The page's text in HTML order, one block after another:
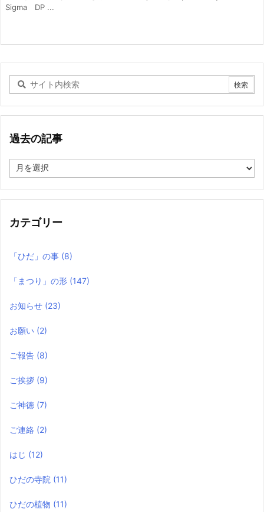
Sigma DP ...
過去の記事
去
記
カテゴリー
「ひだ」の事 (8)
「まつり」の形 (147)
お知らせ (23)
お願い (2)
ご報告 (8)
ご挨拶 (9)
ご神徳 (7)
ご連絡 (2)
はじ (12)
ひだの寺院 (11)
ひだの植物 (11)